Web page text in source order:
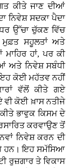
ਕੀਤੇ ਜਾਣ ਦੀਆਂ
ਨਿਵੇਸ਼ ਸਦਕਾ ਪੈਦਾ
ਉੱਚਾ ਚੁੱਕਣ ਵਿੱਚ
ਮੁਫ਼ਤ ਸਹੂਲਤਾਂ ਅਤੇ
ਹਾਂ, ਪਰ ਕੀ
ਅਤੇ ਨਿਵੇਸ਼ ਸਬੰਧੀ
ਇਹ ਕੋਈ ਮਹੱਤਵ ਨਹੀਂ
ਵੱਲੋਂ ਕੀਤੇ ਗਏ
ਵੀ ਕੋਈ ਖ਼ਾਸ ਨਤੀਜੇ
ਭਾਵੁਕ ਕਿਸਮ ਦੇ
ਕਰਵਾਉਣ ਤੋਂ
ਨਿਵੇਸ਼ ਕਰਨ ਦੀ
ਹਨ। ਇਹ ਸਮੱਸਿਆ
ਰੁਜ਼ਗਾਰ ਤੇ ਵਿਕਾਸ